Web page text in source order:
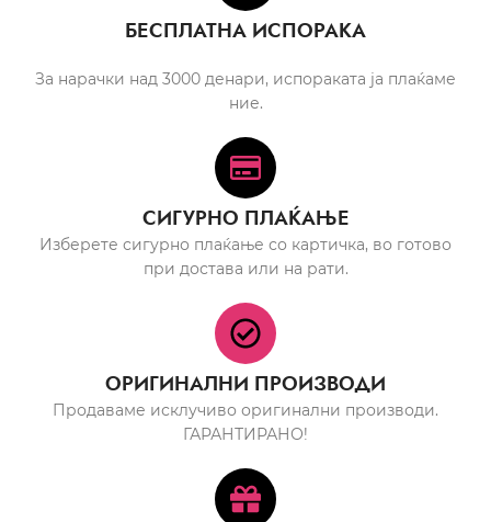
БЕСПЛАТНА ИСПОРАКА
За нарачки над 3000 денари, испораката ја плаќаме
ние.
СИГУРНО ПЛАЌАЊЕ
Изберете сигурно плаќање со картичка, во готово
при достава или на рати.
ОРИГИНАЛНИ ПРОИЗВОДИ
Продаваме исклучиво оригинални производи.
ГАРАНТИРАНО!